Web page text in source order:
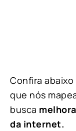
Confira
que nós
busca
da internet.